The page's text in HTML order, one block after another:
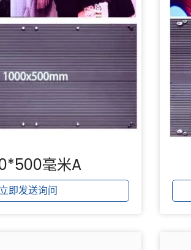
毫米A
即发送询问